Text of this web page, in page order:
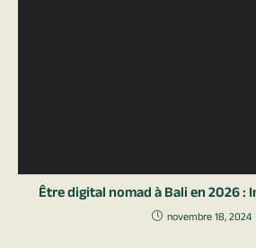
Être digital nomad à Bali en 2026 :
novembre 18, 2024